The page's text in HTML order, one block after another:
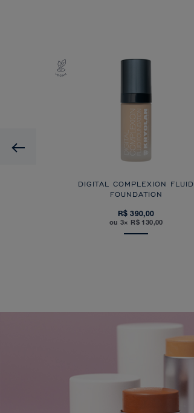
Previous
DIGITAL COMPLEXION FLUID
FOUNDATION
R$ 390,00
ou 3× R$ 130,00